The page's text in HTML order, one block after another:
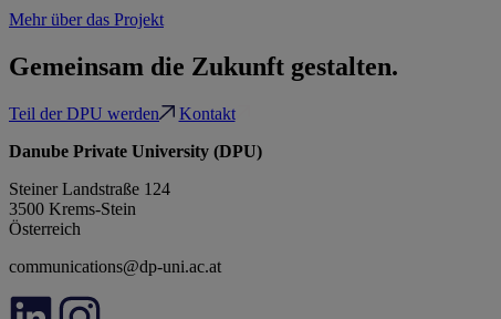
Mehr über das Projekt
Gemeinsam die Zukunft gestalten.
Teil der DPU werden
Kontakt
Danube Private University (DPU)
Steiner Landstraße 124
3500 Krems-Stein
Österreich
communications@dp-uni.ac.at